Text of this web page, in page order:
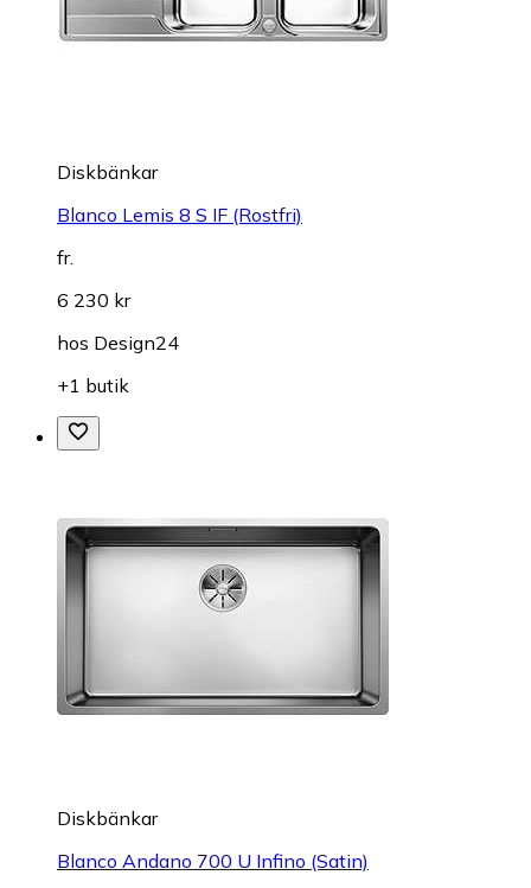
Diskbänkar
Blanco Lemis 8 S IF (Rostfri)
fr.
6 230 kr
hos Design24
+1 butik
Diskbänkar
Blanco Andano 700 U Infino (Satin)